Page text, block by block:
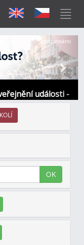
události -
Další
Sponzorováno
OK